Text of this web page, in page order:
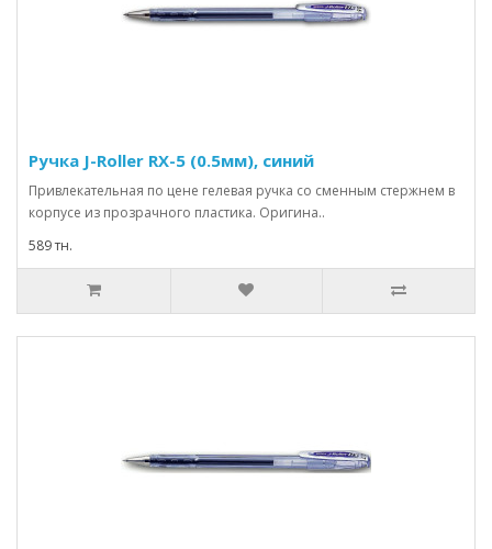
Ручка J-Roller RX-5 (0.5мм), синий
Привлекательная по цене гелевая ручка со сменным стержнем в
корпусе из прозрачного пластика. Оригина..
589 тн.